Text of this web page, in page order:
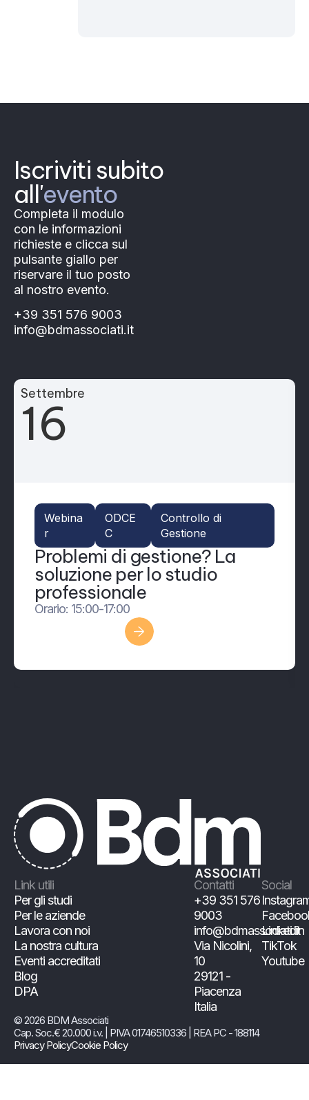
Iscriviti subito
all'evento
Completa il modulo
con le informazioni
richieste e clicca sul
pulsante giallo per
riservare il tuo posto
al nostro evento.
+39 351 576 9003
info@bdmassociati.it
Settembre
16
Webina
r
ODCE
C
Controllo di
Gestione
Problemi di gestione? La
soluzione per lo studio
professionale
Orario: 15:00-17:00
Link utili
Per gli studi
Per le aziende
Lavora con noi
La nostra cultura
Eventi accreditati
Blog
DPA
Contatti
+39 351 576
9003
info@bdmassociati.it
Via Nicolini,
10
29121 -
Piacenza
Italia
Social
Linkedin
TikTok
Youtube
© 2026 BDM Associati
Cap. Soc.€ 20.000 i.v. | PIVA 01746510336 | REA PC - 188114
Privacy PolicyCookie Policy